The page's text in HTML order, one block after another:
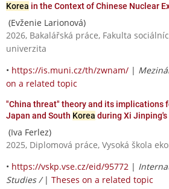
Korea in the Context of Chinese Nuclear
(Evženie Larionová)
2026, Bakalářská práce, Fakulta
univerzita
• https://is.muni.cz/th/zwnam/ |
on a related topic
"China threat" theory and its implications
Japan and South Korea during Xi
(Iva Ferlez)
2025, Diplomová práce, Vysoká škola
• https://vskp.vse.cz/eid/95772 |
Studies / | Theses on a related topic